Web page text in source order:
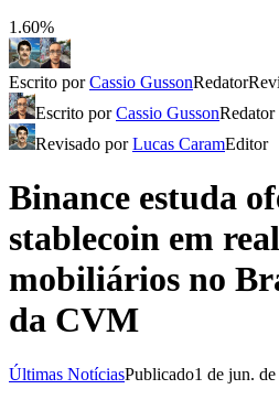
1.60%
Escrito porCassio GussonRedator
Escrito porCassio GussonRedator
Revisado porLucas CaramEditor
Binance estuda
stablecoin em
mobiliários no
da CVM
Últimas NotíciasPublicado1 de jun.